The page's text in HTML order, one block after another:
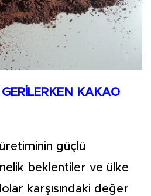
KAKAO
üretiminin güçlü
beklentiler ve ülke
karşısındaki değer